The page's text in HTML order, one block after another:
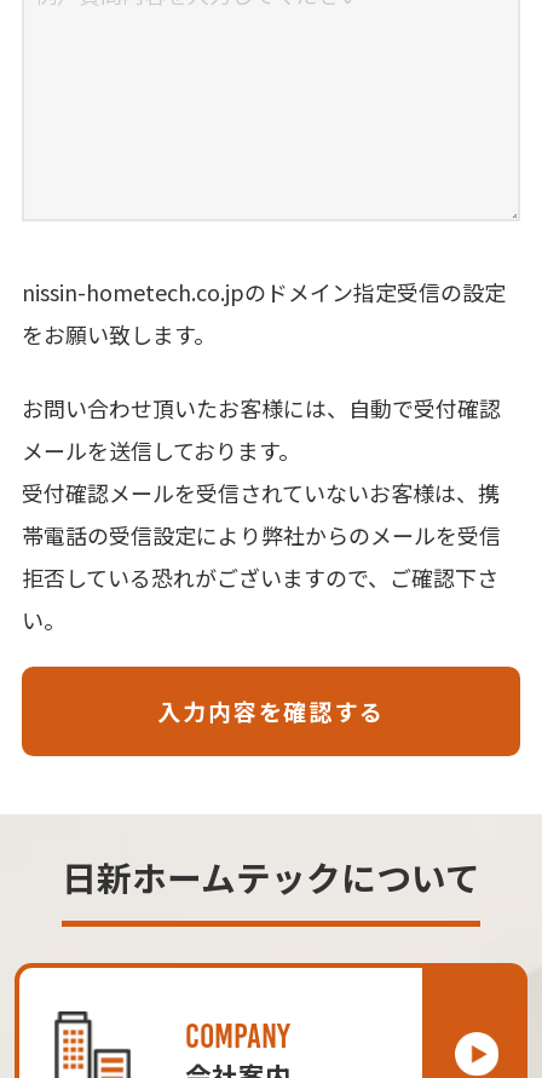
nissin-hometech.co.jpのドメイン指定受信の設定
をお願い致します。
お問い合わせ頂いたお客様には、自動で受付確認
メールを送信しております。
受付確認メールを受信されていないお客様は、携
帯電話の受信設定により弊社からのメールを受信
拒否している恐れがございますので、ご確認下さ
い。
日新ホームテックについて
COMPANY